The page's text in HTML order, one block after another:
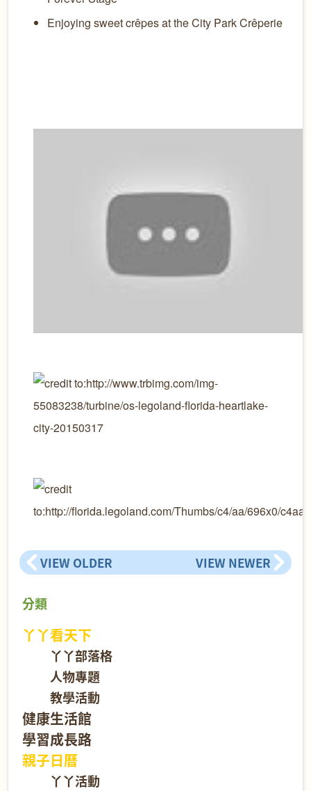
Enjoying sweet crêpes at the City Park Crêperie
VIEW OLDER VIEW NEWER
分類
丫丫看天下
丫丫部落格
人物專題
教學活動
健康生活館
學習成長路
親子日曆
丫丫活動